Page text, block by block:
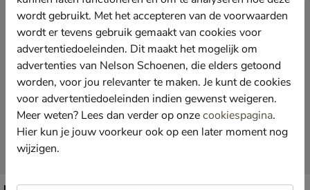
wordt gebruikt. Met het accepteren van de voorwaarden
wordt er tevens gebruik gemaakt van cookies voor
advertentiedoeleinden. Dit maakt het mogelijk om
advertenties van Nelson Schoenen, die elders getoond
worden, voor jou relevanter te maken. Je kunt de cookies
voor advertentiedoeleinden indien gewenst weigeren.
Meer weten? Lees dan verder op onzecookiespagina.
Hier kun je jouw voorkeur ook op een later moment nog
wijzigen.